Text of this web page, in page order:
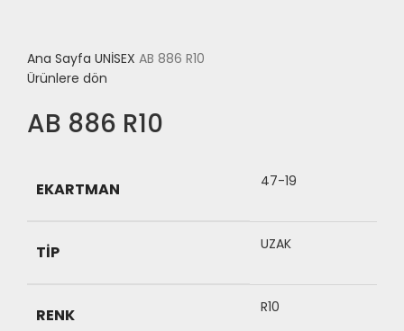
Ana Sayfa UNİSEX AB 886 R10
Ürünlere dön
AB 886 R10
EKARTMAN 47-19
TIP UZAK
RENK R10